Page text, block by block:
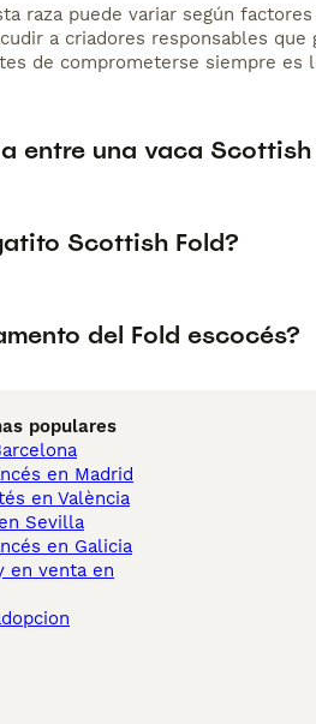
raza puede variar según
a criadores responsables
de comprometerse siempre es
entre una vaca
Scottish Fold?
del Fold escocés?
populares
en Madrid
en València
Sevilla
en Galicia
en venta en